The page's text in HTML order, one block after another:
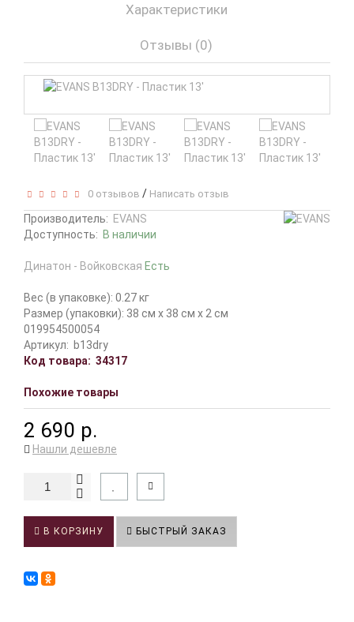
Характеристики
Отзывы (0)
0 отзывов / Написать отзыв
Производитель: EVANS
Доступность: В наличии
Динатон - Войковская Есть
Вес (в упаковке): 0.27 кг
Размер (упаковки): 38 см x 38 см x 2 см
019954500054
Артикул: b13dry
Код товара: 34317
Похожие товары
2 690 р.
Нашли дешевле
В КОРЗИНУ БЫСТРЫЙ ЗАКАЗ